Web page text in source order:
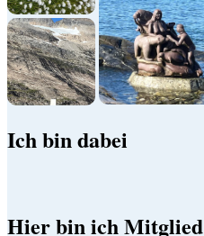
Ich bin dabei
Hier bin ich Mitglied